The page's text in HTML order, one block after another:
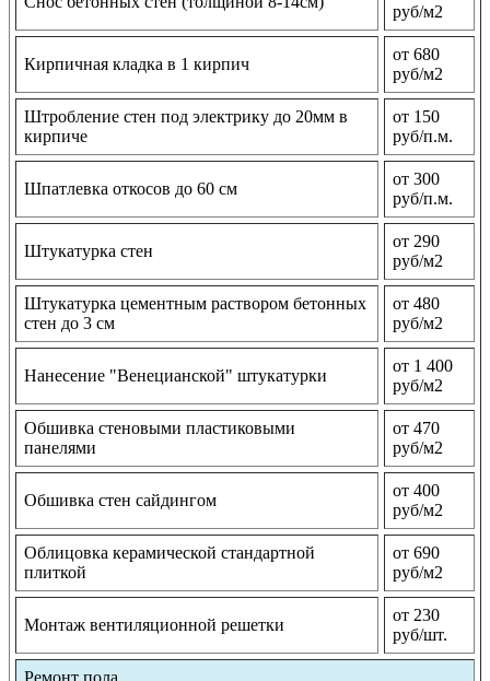
руб/м2
Кирпичная кладка в 1 кирпич
от 680
руб/м2
Штробление стен под электрику до 20мм в
кирпиче
от 150
руб/п.м.
Шпатлевка откосов до 60 см
от 300
руб/п.м.
Штукатурка стен
от 290
руб/м2
Штукатурка цементным раствором бетонных
стен до 3 см
от 480
руб/м2
Нанесение "Венецианской" штукатурки
от 1 400
руб/м2
Обшивка стеновыми пластиковыми
панелями
от 470
руб/м2
Обшивка стен сайдингом
от 400
руб/м2
Облицовка керамической стандартной
плиткой
от 690
руб/м2
Монтаж вентиляционной решетки
от 230
руб/шт.